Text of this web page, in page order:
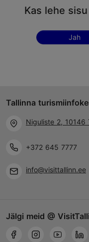
Kas lehe
Jah
Tallinna
Niguliste 2, 10146
+372 645 7777
info@visittallinn.ee
Jälgi meid @